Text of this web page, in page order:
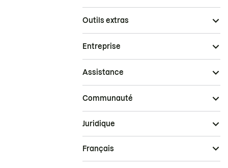
Outils extras
Entreprise
Assistance
Communauté
Juridique
Français